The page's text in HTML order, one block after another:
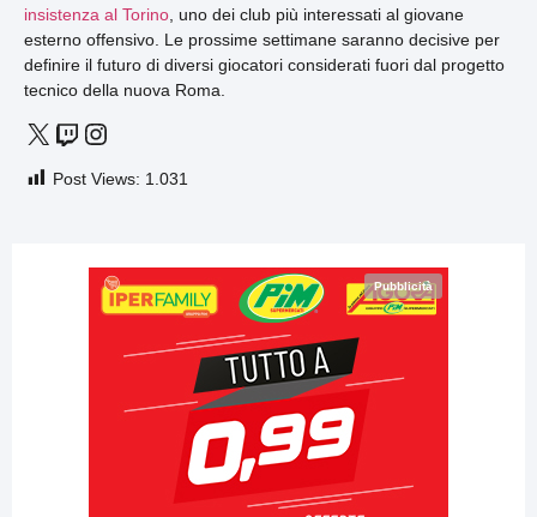
insistenza al Torino , uno dei club più interessati al giovane
esterno offensivo. Le prossime settimane saranno decisive per
definire il futuro di diversi giocatori considerati fuori dal progetto
tecnico della nuova Roma.
Post Views: 1.031
Pubblicità